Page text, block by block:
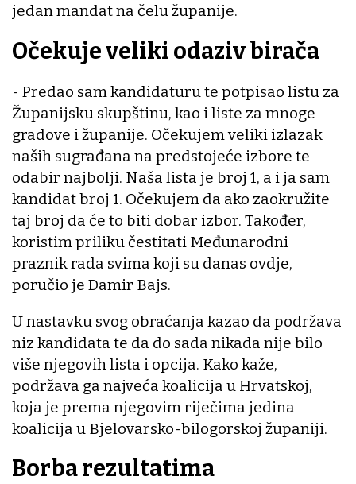
jedan mandat na čelu županije.
Očekuje veliki odaziv birača
- Predao sam kandidaturu te potpisao listu za
Županijsku skupštinu, kao i liste za mnoge
gradove i županije. Očekujem veliki izlazak
naših sugrađana na predstojeće izbore te
odabir najbolji. Naša lista je broj 1, a i ja sam
kandidat broj 1. Očekujem da ako zaokružite
taj broj da će to biti dobar izbor. Također,
koristim priliku čestitati Međunarodni
praznik rada svima koji su danas ovdje,
poručio je Damir Bajs.
U nastavku svog obraćanja kazao da podržava
niz kandidata te da do sada nikada nije bilo
više njegovih lista i opcija. Kako kaže,
podržava ga najveća koalicija u Hrvatskoj,
koja je prema njegovim riječima jedina
koalicija u Bjelovarsko-bilogorskoj županiji.
Borba rezultatima